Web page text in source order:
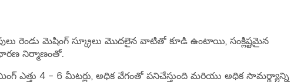
రెండు మెషింగ్ స్క్రూలు మొదలైన వాటితో కూడి ఉంటాయి, సంక్లిష్టమైన
నిర్మాణంతో.
ఎత్తు 4 - 6 మీటర్లు, అధిక వేగంతో పనిచేస్తుంది మరియు అధిక సామర్థ్యాన్ని